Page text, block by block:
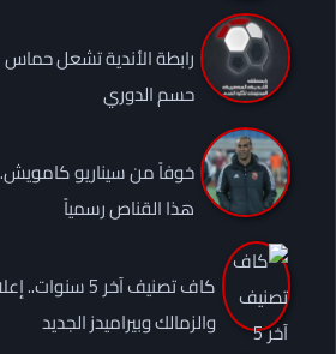
رابطة الأندية تشعل حماس
حسم الدوري
خوفاً من سيناريو
هذا القناص رسمياً
كاف تصنيف آخر 5
والزمالك وبيراميدز الجديد